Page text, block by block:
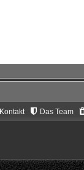
Das Team
Kontakt